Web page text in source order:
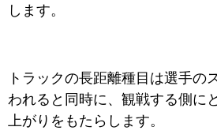
します。
トラックの長距離種目は選手の
われると同時に、観戦する側に
上がりをもたらします。